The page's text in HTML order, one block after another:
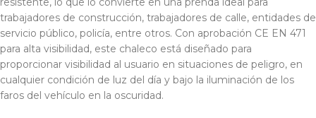
trabajadores de construcción, trabajadores de calle, entidades de
servicio público, policía, entre otros. Con aprobación CE EN 471
para alta visibilidad, este chaleco está diseñado para
proporcionar visibilidad al usuario en situaciones de peligro, en
cualquier condición de luz del día y bajo la iluminación de los
faros del vehículo en la oscuridad.